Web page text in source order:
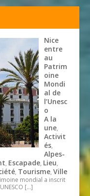
Nice
entre
au
Patrim
oine
Mondi
al de
l’Unesc
o
A la
une,
Activit
és,
Alpes-
, Escapade, Lieu,
, Tourisme,Ville
mondial a inscrit
[…]